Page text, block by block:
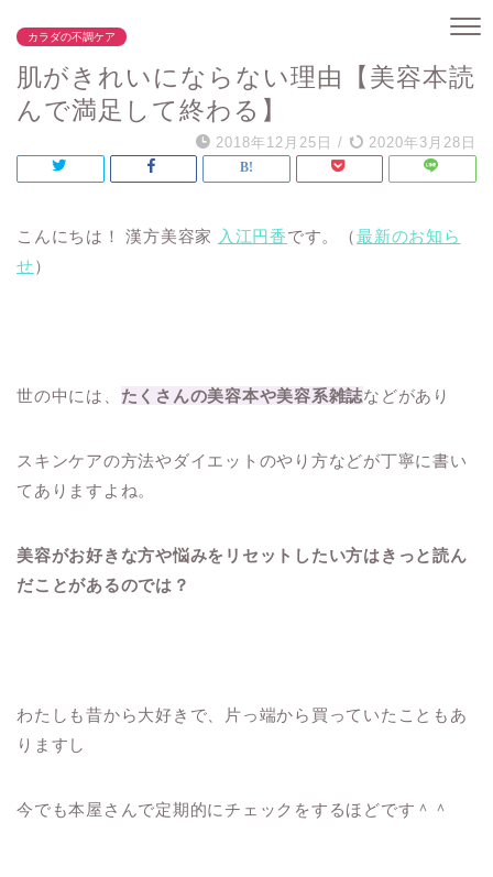
カラダの不調ケア
肌がきれいにならない理由【美容本読
んで満足して終わる】
2018年12月25日 / 2020年3月28日
こんにちは！ 漢方美容家 入江円香です。（最新のお知ら
せ）
世の中には、 たくさんの美容本や美容系雑誌などがあり
スキンケアの方法やダイエットのやり方などが丁寧に書い
てありますよね。
美容がお好きな方や悩みをリセットしたい方はきっと読ん
だことがあるのでは？
わたしも昔から大好きで、片っ端から買っていたこともあ
りますし
今でも本屋さんで定期的にチェックをするほどです＾＾